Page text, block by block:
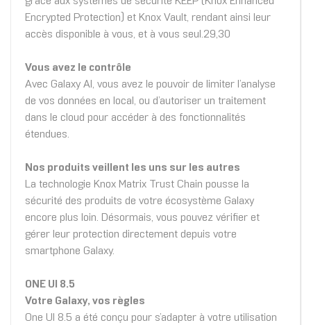
Encrypted Protection) et Knox Vault, rendant ainsi leur
accès disponible à vous, et à vous seul.29,30
Vous avez le contrôle
Avec Galaxy AI, vous avez le pouvoir de limiter l’analyse
de vos données en local, ou d’autoriser un traitement
dans le cloud pour accéder à des fonctionnalités
étendues.
Nos produits veillent les uns sur les autres
La technologie Knox Matrix Trust Chain pousse la
sécurité des produits de votre écosystème Galaxy
encore plus loin. Désormais, vous pouvez vérifier et
gérer leur protection directement depuis votre
smartphone Galaxy.
ONE UI 8.5
Votre Galaxy, vos règles
One UI 8.5 a été conçu pour s’adapter à votre utilisation